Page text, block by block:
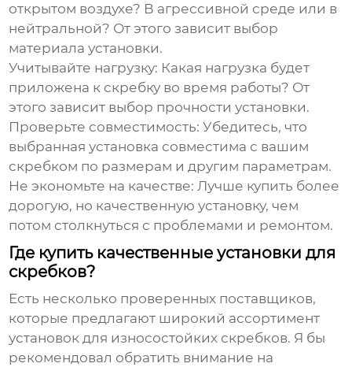
открытом воздухе? В агрессивной среде или в
нейтральной? От этого зависит выбор
материала установки.
Учитывайте нагрузку: Какая нагрузка будет
приложена к скребку во время работы? От
этого зависит выбор прочности установки.
Проверьте совместимость: Убедитесь, что
выбранная установка совместима с вашим
скребком по размерам и другим параметрам.
Не экономьте на качестве: Лучше купить более
дорогую, но качественную установку, чем
потом столкнуться с проблемами и ремонтом.
Где купить качественные установки для
скребков?
Есть несколько проверенных поставщиков,
которые предлагают широкий ассортимент
установок для износостойких скребков. Я бы
рекомендовал обратить внимание на